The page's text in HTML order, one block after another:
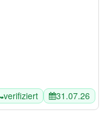
verifiziert 31.07.26